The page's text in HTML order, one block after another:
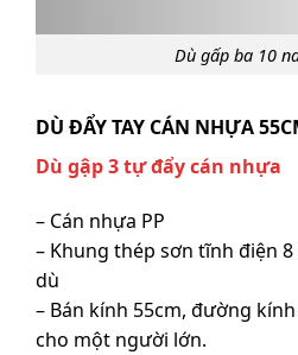
Dù gấp ba 10
DÙ ĐẨY TAY CÁN NHỰA
Dù gập 3 tự đẩy cán nhựa
– Cán nhựa PP
– Khung thép sơn tĩnh điện
dù
– Bán kính 55cm, đường
cho một người lớn.